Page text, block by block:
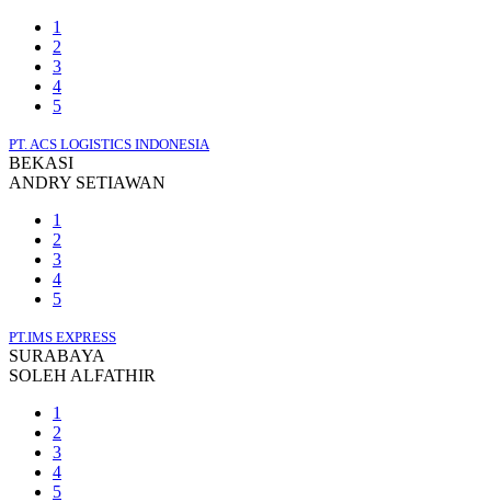
1
2
3
4
5
PT. ACS LOGISTICS INDONESIA
BEKASI
ANDRY SETIAWAN
1
2
3
4
5
PT.IMS EXPRESS
SURABAYA
SOLEH ALFATHIR
1
2
3
4
5